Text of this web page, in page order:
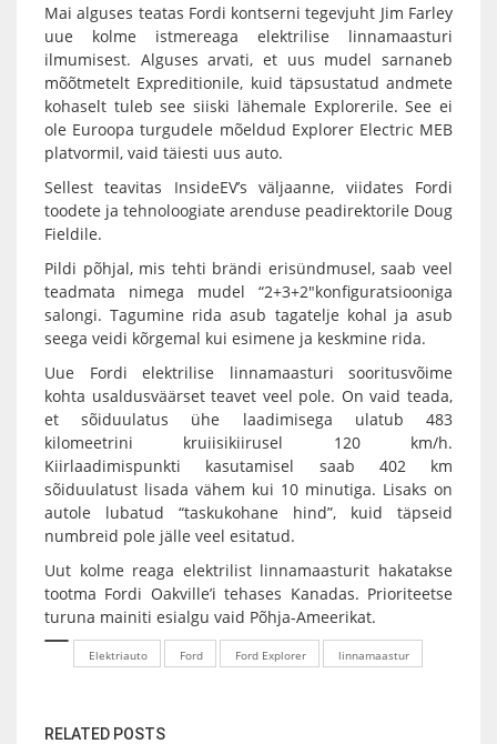
Mai alguses teatas Fordi kontserni tegevjuht Jim Farley
uue kolme istmereaga elektrilise linnamaasturi
ilmumisest. Alguses arvati, et uus mudel sarnaneb
mõõtmetelt Expreditionile, kuid täpsustatud andmete
kohaselt tuleb see siiski lähemale Explorerile. See ei
ole Euroopa turgudele mõeldud Explorer Electric MEB
platvormil, vaid täiesti uus auto.
Sellest teavitas InsideEV’s väljaanne, viidates Fordi
toodete ja tehnoloogiate arenduse peadirektorile Doug
Fieldile.
Pildi põhjal, mis tehti brändi erisündmusel, saab veel
teadmata nimega mudel “2+3+2″konfiguratsiooniga
salongi. Tagumine rida asub tagatelje kohal ja asub
seega veidi kõrgemal kui esimene ja keskmine rida.
Uue Fordi elektrilise linnamaasturi sooritusvõime
kohta usaldusväärset teavet veel pole. On vaid teada,
et sõiduulatus ühe laadimisega ulatub 483
kilomeetrini kruiisikiirusel 120 km/h.
Kiirlaadimispunkti kasutamisel saab 402 km
sõiduulatust lisada vähem kui 10 minutiga. Lisaks on
autole lubatud “taskukohane hind”, kuid täpseid
numbreid pole jälle veel esitatud.
Uut kolme reaga elektrilist linnamaasturit hakatakse
tootma Fordi Oakville’i tehases Kanadas. Prioriteetse
turuna mainiti esialgu vaid Põhja-Ameerikat.
Elektriauto Ford Ford Explorer linnamaastur
RELATED POSTS